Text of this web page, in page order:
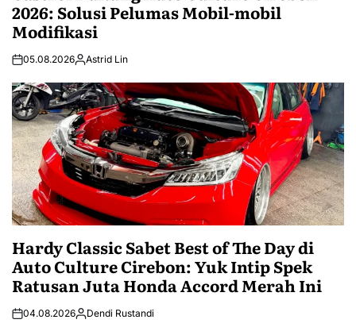
2026: Solusi Pelumas Mobil-mobil
Modifikasi
05.08.2026 Astrid Lin
Hardy Classic Sabet Best of The Day di
Auto Culture Cirebon: Yuk Intip Spek
Ratusan Juta Honda Accord Merah Ini
04.08.2026 Dendi Rustandi